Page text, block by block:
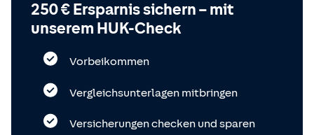
250 € Ersparnis sichern – mit
unserem HUK-Check
Vorbeikommen
Vergleichsunterlagen mitbringen
Versicherungen checken und sparen